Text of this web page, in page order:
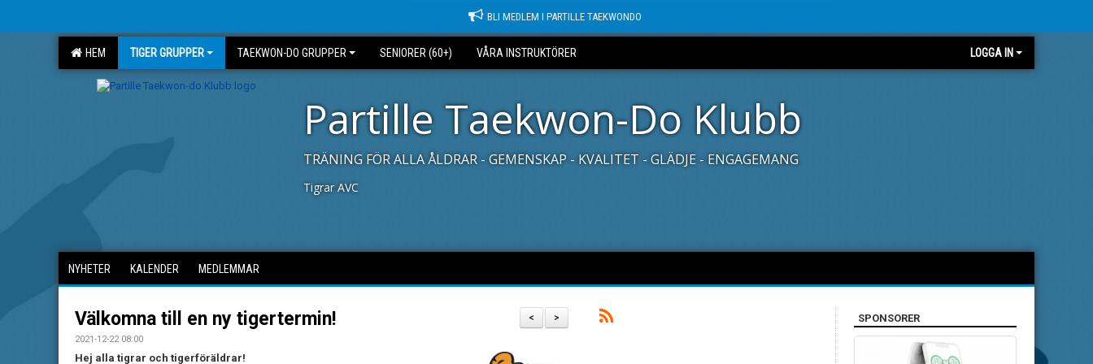
BLI MEDLEM I PARTILLE TAEKWONDO
HEM TIGER GRUPPER TAEKWON-DO GRUPPER SENIORER (60+) VÅRA INSTRUKTÖRER LOGGA IN
Partille Taekwon-Do Klubb
TRÄNING FÖR ALLA ÅLDRAR - GEMENSKAP - KVALITET - GLÄDJE - ENGAGEMANG
Tigrar AVC
NYHETER KALENDER MEDLEMMAR
>
<
Välkomna till en ny tigertermin!
2021-12-22 08:00
Hej alla tigrar och tigerföräldrar!
SPONSORER